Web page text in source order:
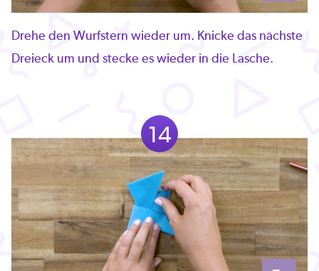
Drehe den Wurfstern wieder um. Knicke das nächste
Dreieck um und stecke es wieder in die Lasche.
14